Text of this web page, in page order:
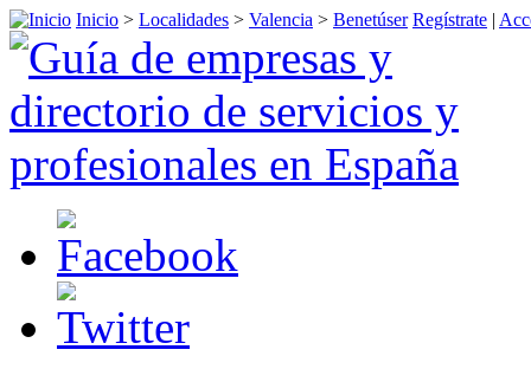
Inicio > Localidades > Valencia > Benetúser Regístrate |